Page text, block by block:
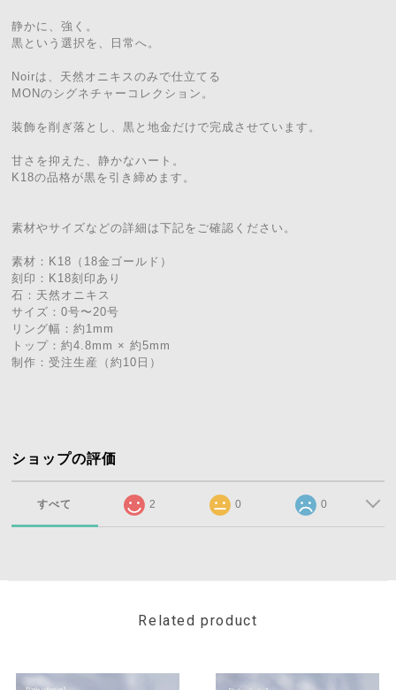
静かに、強く。
黒という選択を、日常へ。
Noirは、天然オニキスのみで仕立てる
MONのシグネチャーコレクション。
装飾を削ぎ落とし、黒と地金だけで完成させています。
甘さを抑えた、静かなハート。
K18の品格が黒を引き締めます。
素材やサイズなどの詳細は下記をご確認ください。
素材：K18（18金ゴールド）
刻印：K18刻印あり
石：天然オニキス
サイズ：0号〜20号
リング幅：約1mm
トップ：約4.8mm × 約5mm
制作：受注生産（約10日）
ショップの評価
すべて 2 0 0
Related product